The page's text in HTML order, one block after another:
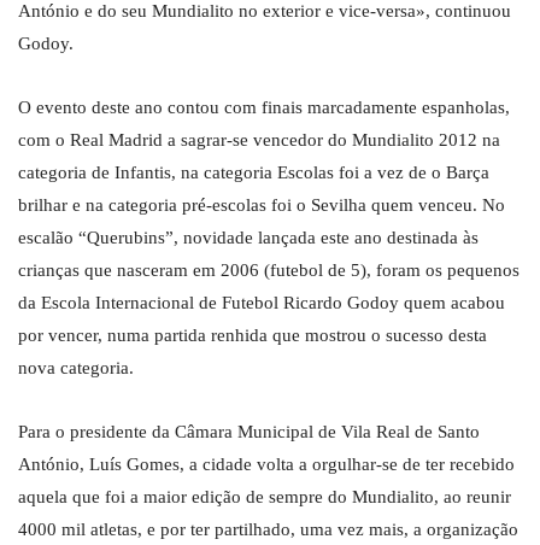
António e do seu Mundialito no exterior e vice-versa», continuou
Godoy.
O evento deste ano contou com finais marcadamente espanholas,
com o Real Madrid a sagrar-se vencedor do Mundialito 2012 na
categoria de Infantis, na categoria Escolas foi a vez de o Barça
brilhar e na categoria pré-escolas foi o Sevilha quem venceu. No
escalão “Querubins”, novidade lançada este ano destinada às
crianças que nasceram em 2006 (futebol de 5), foram os pequenos
da Escola Internacional de Futebol Ricardo Godoy quem acabou
por vencer, numa partida renhida que mostrou o sucesso desta
nova categoria.
Para o presidente da Câmara Municipal de Vila Real de Santo
António, Luís Gomes, a cidade volta a orgulhar-se de ter recebido
aquela que foi a maior edição de sempre do Mundialito, ao reunir
4000 mil atletas, e por ter partilhado, uma vez mais, a organização